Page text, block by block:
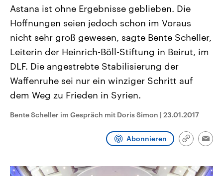
Landtagswahl Sachsen-Anhalt
2026
Alle Informationen
Sachsen-Anhalt wählt am 6.
September 2026 einen neuen
Landtag. Seit 2021 wird das
Bundesland von einer Koalition aus
CDU, SPD und FDP regiert.-
Umfragen, Prognosen,
Wahlprogramme, aktuelle Berichte
und Hintergründe zu den Parteien
Wahl.
Aktuelle Beiträge,
Hintergründe
Wirtschaftlich und
gehören die Vereinigten
den mächtigsten Ländern
mit großem Einfluss auf
aktuelle Weltgeschehen.
Sendungen Programm Podcasts
Astana ist ohne Ergebnisse geblieben. Die
Hoffnungen seien jedoch schon im Voraus
nicht sehr groß gewesen, sagte Bente Scheller,
Leiterin der Heinrich-Böll-Stiftung in Beirut, im
DLF. Die angestrebte Stabilisierung der
Waffenruhe sei nur ein winziger Schritt auf
dem Weg zu Frieden in Syrien.
Bente Scheller im Gespräch mit Doris Simon | 23.01.2017
Abonnieren
Link